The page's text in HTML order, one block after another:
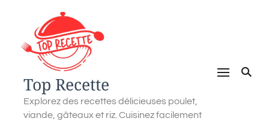
Top Recette
Explorez des recettes délicieuses poulet,
viande, gâteaux et riz. Cuisinez facilement